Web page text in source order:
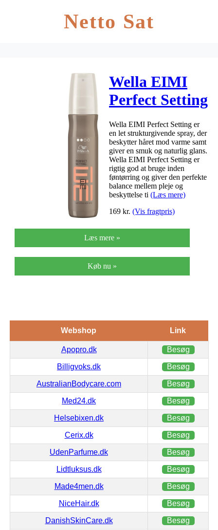
Netto Sat
Wella EIMI
Perfect Setting
150 ml
Wella EIMI Perfect Setting er
en let strukturgivende spray, der
beskytter håret mod varme samt
giver en smuk og naturlig glans.
Wella EIMI Perfect Setting er
rigtig god at bruge inden
føntørring og giver den perfekte
balance mellem pleje og
beskyttelse ti (Læs mere)
169 kr. (Vis fragtpris)
Læs mere »
Køb nu »
Webshop Link
Apopro.dk Besøg
Billigvoks.dk Besøg
AustralianBodycare.com Besøg
Med24.dk Besøg
Helsebixen.dk Besøg
Cerix.dk Besøg
UdenParfume.dk Besøg
Lidtluksus.dk Besøg
Made4men.dk Besøg
NiceHair.dk Besøg
DanishSkinCare.dk Besøg